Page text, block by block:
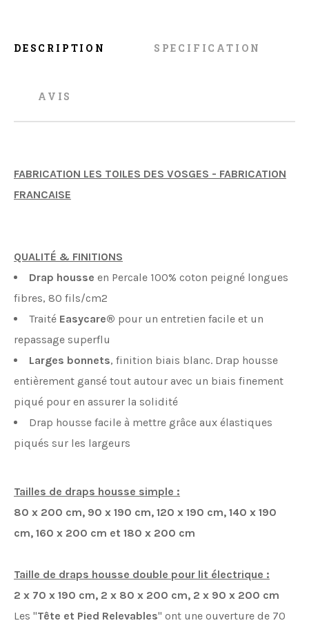
DESCRIPTION SPECIFICATION
AVIS
FABRICATION LES TOILES DES VOSGES - FABRICATION
FRANCAISE
QUALITÉ & FINITIONS
Drap housse en Percale 100% coton peigné longues
fibres, 80 fils/cm2
Traité Easycare® pour un entretien facile et un
repassage superflu
Larges bonnets, finition biais blanc. Drap housse
entièrement gansé tout autour avec un biais finement
piqué pour en assurer la solidité
Drap housse facile à mettre grâce aux élastiques
piqués sur les largeurs
Tailles de draps housse simple :
80 x 200 cm, 90 x 190 cm, 120 x 190 cm, 140 x 190
cm, 160 x 200 cm et 180 x 200 cm
Taille de draps housse double pour lit électrique :
2 x 70 x 190 cm, 2 x 80 x 200 cm, 2 x 90 x 200 cm
Les "Tête et Pied Relevables" ont une ouverture de 70